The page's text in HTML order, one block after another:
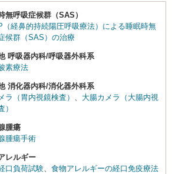
無呼吸症候群（SAS）
（経鼻的持続陽圧呼吸療法）による睡眠時無
候群（SAS）の治療
呼吸器内科/呼吸器外科系
素療法
消化器内科/消化器外科系
ラ（胃内視鏡検査）
大腸カメラ（大腸内視
）
腫瘍
腫瘍手術
レルギー
口負荷試験
食物アレルギーの経口免疫療法